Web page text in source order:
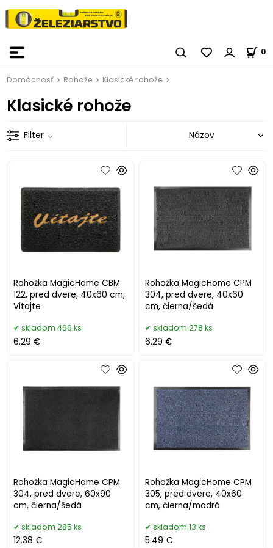
0
Domácnosť Rohože Klasické rohože
Klasické rohože
Filter
Rohožka MagicHome CBM
122, pred dvere, 40x60 cm,
Vitajte
skladom 466 ks
6.29 €
Rohožka MagicHome CPM
304, pred dvere, 40x60
cm, čierna/šedá
skladom 278 ks
6.29 €
Rohožka MagicHome CPM
304, pred dvere, 60x90
cm, čierna/šedá
skladom 285 ks
12.38 €
Rohožka MagicHome CPM
305, pred dvere, 40x60
cm, čierna/modrá
skladom 13 ks
5.49 €